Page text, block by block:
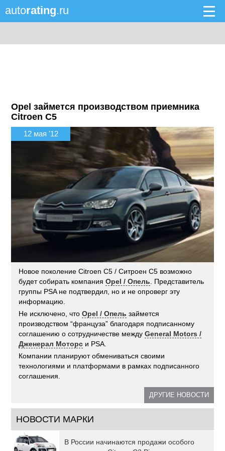
autorating.ru
Opel займется производством приемника
Citroen C5
12 мая '12
Новое поколение Citroen C5 / Ситроен С5 возможно
будет собирать компанияOpel / Опель . Представитель
группы PSA не подтвердил, но и не опроверг эту
информацию.
Не исключено, чтоOpel / Опель займется
производством “француза” благодаря подписанному
соглашению о сотрудничестве междуGeneral Motors /
Дженерал Моторс и PSA.
Компании планируют обмениваться своими
технологиями и платформами в рамках подписанного
соглашения.
ДРУГИЕ НОВОСТИ
НОВОСТИ МАРКИ
В России начинаются продажи особого